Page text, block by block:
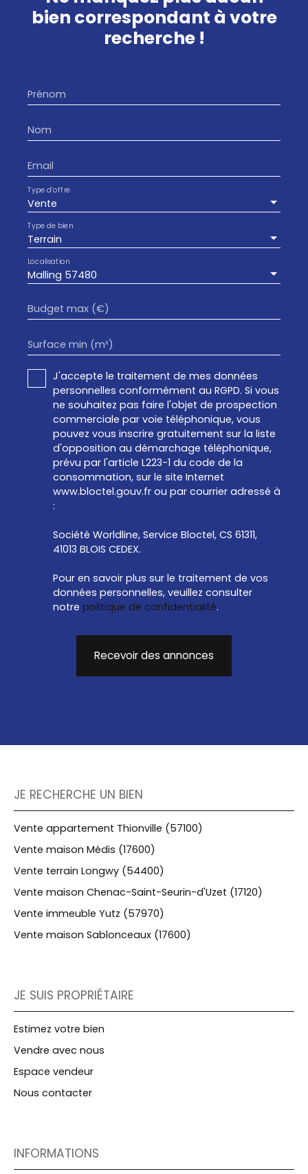
bien correspondant à votre
recherche !
Prénom
Nom
Email
Vente
Type d'offre
Terrain
Type de bien
Malling 57480
Localisation
Budget max (€)
Surface min (m²)
J'accepte le traitement de mes données
personnelles conformément au RGPD. Si vous
ne souhaitez pas faire l'objet de prospection
commerciale par voie téléphonique, vous
pouvez vous inscrire gratuitement sur la liste
d'opposition au démarchage téléphonique,
prévu par l'article L223-1 du code de la
consommation, sur le site Internet
www.bloctel.gouv.fr ou par courrier adressé à
:
Société Worldline, Service Bloctel, CS 61311,
41013 BLOIS CEDEX.
Pour en savoir plus sur le traitement de vos
données personnelles, veuillez consulter
notre politique de confidentialité.
Recevoir des annonces
JE RECHERCHE UN BIEN
Vente appartement Thionville (57100)
Vente maison Médis (17600)
Vente terrain Longwy (54400)
Vente maison Chenac-Saint-Seurin-d'Uzet (17120)
Vente immeuble Yutz (57970)
Vente maison Sablonceaux (17600)
JE SUIS PROPRIÉTAIRE
Estimez votre bien
Vendre avec nous
Espace vendeur
Nous contacter
INFORMATIONS